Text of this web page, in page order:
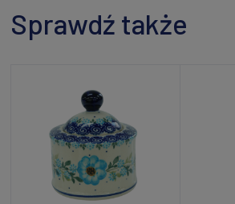
Sprawdź także